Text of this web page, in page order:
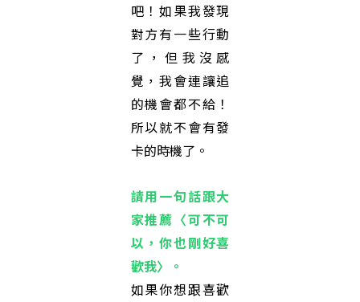
吧！如果我發現
對方有一些行動
了，但我沒感
覺，我會連讓追
的機會都不給！
所以就不會有發
卡的時機了。
請用一句話跟大
家推薦 〈可不可
以，你也剛好喜
歡我〉 。
如果你想跟喜歡